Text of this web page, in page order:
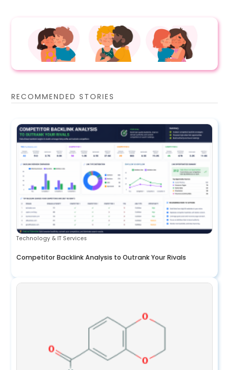
RECOMMENDED STORIES
Technology & IT Services
Competitor Backlink Analysis to Outrank Your Rivals